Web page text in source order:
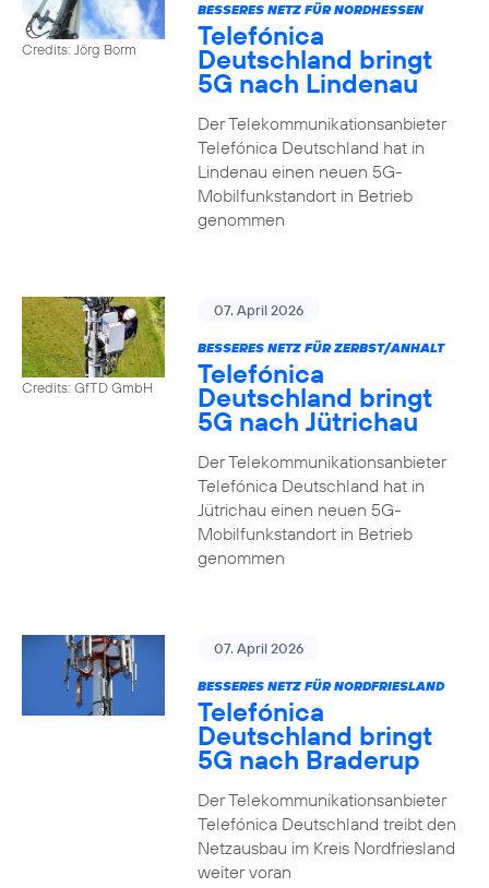
Credits: Jörg Borm
BESSERES NETZ FÜR NORDHESSEN
Telefónica
Deutschland bringt
5G nach Lindenau
Der Telekommunikationsanbieter
Telefónica Deutschland hat in
Lindenau einen neuen 5G-
Mobilfunkstandort in Betrieb
genommen
Credits: GfTD GmbH
07. April 2026
BESSERES NETZ FÜR ZERBST/ANHALT
Telefónica
Deutschland bringt
5G nach Jütrichau
Der Telekommunikationsanbieter
Telefónica Deutschland hat in
Jütrichau einen neuen 5G-
Mobilfunkstandort in Betrieb
genommen
07. April 2026
BESSERES NETZ FÜR NORDFRIESLAND
Telefónica
Deutschland bringt
5G nach Braderup
Der Telekommunikationsanbieter
Telefónica Deutschland treibt den
Netzausbau im Kreis Nordfriesland
weiter voran